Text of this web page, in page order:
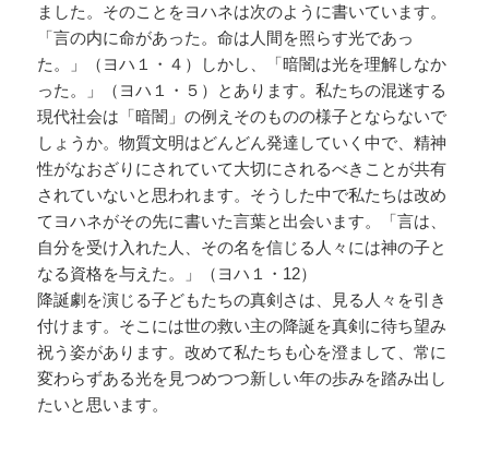
ました。そのことをヨハネは次のように書いています。
「言の内に命があった。命は人間を照らす光であっ
た。」（ヨハ１・４）しかし、「暗闇は光を理解しなか
った。」（ヨハ１・５）とあります。私たちの混迷する
現代社会は「暗闇」の例えそのものの様子とならないで
しょうか。物質文明はどんどん発達していく中で、精神
性がなおざりにされていて大切にされるべきことが共有
されていないと思われます。そうした中で私たちは改め
てヨハネがその先に書いた言葉と出会います。「言は、
自分を受け入れた人、その名を信じる人々には神の子と
なる資格を与えた。」（ヨハ１・12）
降誕劇を演じる子どもたちの真剣さは、見る人々を引き
付けます。そこには世の救い主の降誕を真剣に待ち望み
祝う姿があります。改めて私たちも心を澄まして、常に
変わらずある光を見つめつつ新しい年の歩みを踏み出し
たいと思います。